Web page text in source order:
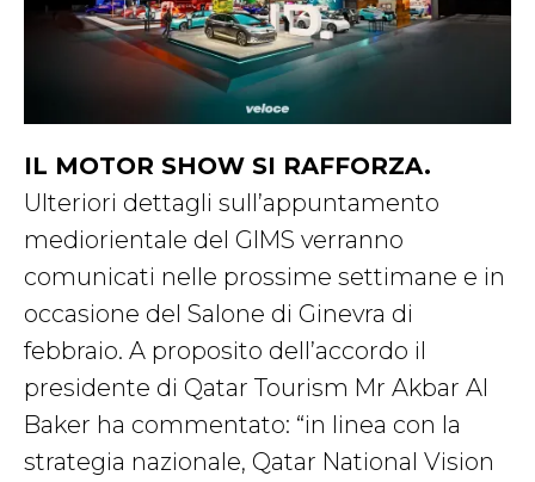
IL MOTOR SHOW SI RAFFORZA.
Ulteriori dettagli sull’appuntamento
mediorientale del GIMS verranno
comunicati nelle prossime settimane e in
occasione del Salone di Ginevra di
febbraio. A proposito dell’accordo il
presidente di Qatar Tourism Mr Akbar Al
Baker ha commentato: “in linea con la
strategia nazionale, Qatar National Vision